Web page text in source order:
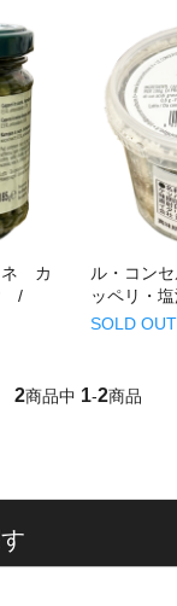
ネ カ
/
ル・コン
ッペリ・
SOLD OUT
2商品中 1-2商品